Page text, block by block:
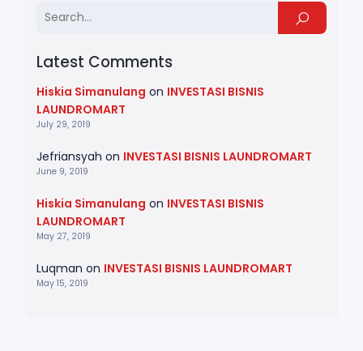
Latest Comments
Hiskia Simanulang on INVESTASI BISNIS
LAUNDROMART
July 29, 2019
Jefriansyah on INVESTASI BISNIS LAUNDROMART
June 9, 2019
Hiskia Simanulang on INVESTASI BISNIS
LAUNDROMART
May 27, 2019
Luqman on INVESTASI BISNIS LAUNDROMART
May 15, 2019